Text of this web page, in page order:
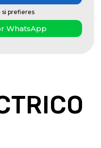
si prefieres
WhatsApp